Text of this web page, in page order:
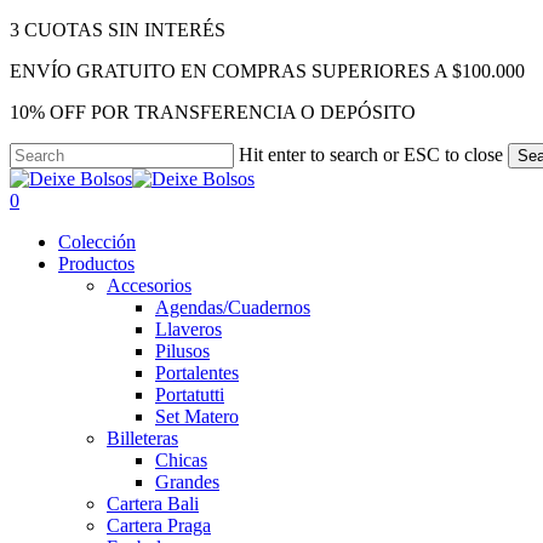
Skip
main
3 CUOTAS SIN INTERÉS
ENVÍO GRATUITO EN COMPRAS SUPERIORES A $100.000
10% OFF POR TRANSFERENCIA O DEPÓSITO
Hit enter to search or ESC to close
Close
Search
search
account
0
Colección
Productos
Accesorios
Agendas/Cuadernos
Llaveros
Pilusos
Portalentes
Portatutti
Set Matero
Billeteras
Chicas
Grandes
Cartera Bali
Cartera Praga